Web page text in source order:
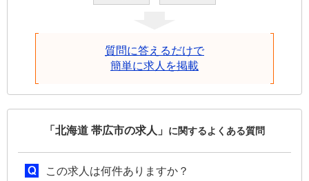
質問に答えるだけで
簡単に求人を掲載
「北海道 帯広市の求人」 に関するよくある質問
この求人は何件ありますか？